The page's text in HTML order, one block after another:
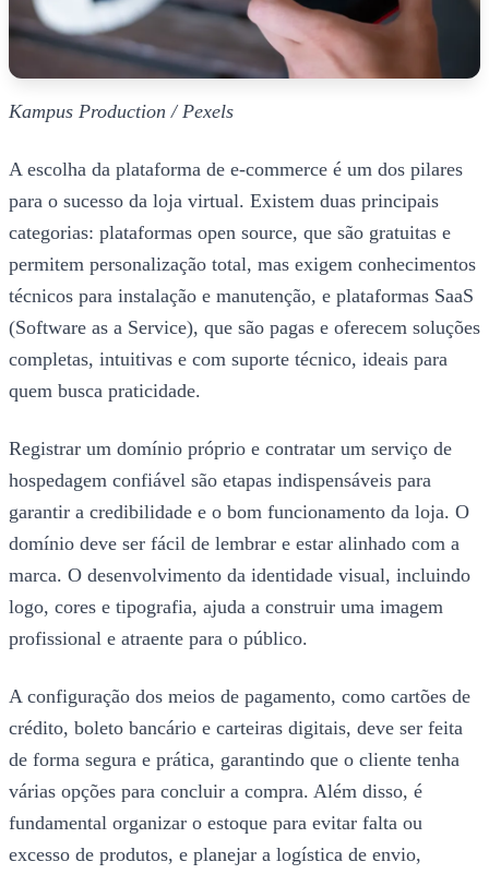
Kampus Production / Pexels
A escolha da plataforma de e-commerce é um dos pilares
para o sucesso da loja virtual. Existem duas principais
categorias: plataformas open source, que são gratuitas e
permitem personalização total, mas exigem conhecimentos
técnicos para instalação e manutenção, e plataformas SaaS
(Software as a Service), que são pagas e oferecem soluções
completas, intuitivas e com suporte técnico, ideais para
quem busca praticidade.
Registrar um domínio próprio e contratar um serviço de
hospedagem confiável são etapas indispensáveis para
garantir a credibilidade e o bom funcionamento da loja. O
domínio deve ser fácil de lembrar e estar alinhado com a
marca. O desenvolvimento da identidade visual, incluindo
logo, cores e tipografia, ajuda a construir uma imagem
profissional e atraente para o público.
A configuração dos meios de pagamento, como cartões de
crédito, boleto bancário e carteiras digitais, deve ser feita
de forma segura e prática, garantindo que o cliente tenha
várias opções para concluir a compra. Além disso, é
fundamental organizar o estoque para evitar falta ou
excesso de produtos, e planejar a logística de envio,